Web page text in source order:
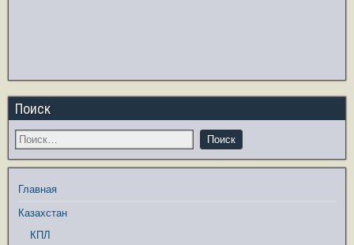
Поиск
Главная
Казахстан
КПЛ